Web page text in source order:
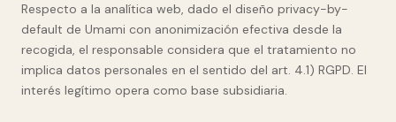
Respecto a la analítica web, dado el diseño privacy-by-
default de Umami con anonimización efectiva desde la
recogida, el responsable considera que el tratamiento no
implica datos personales en el sentido del art. 4.1) RGPD. El
interés legítimo opera como base subsidiaria.